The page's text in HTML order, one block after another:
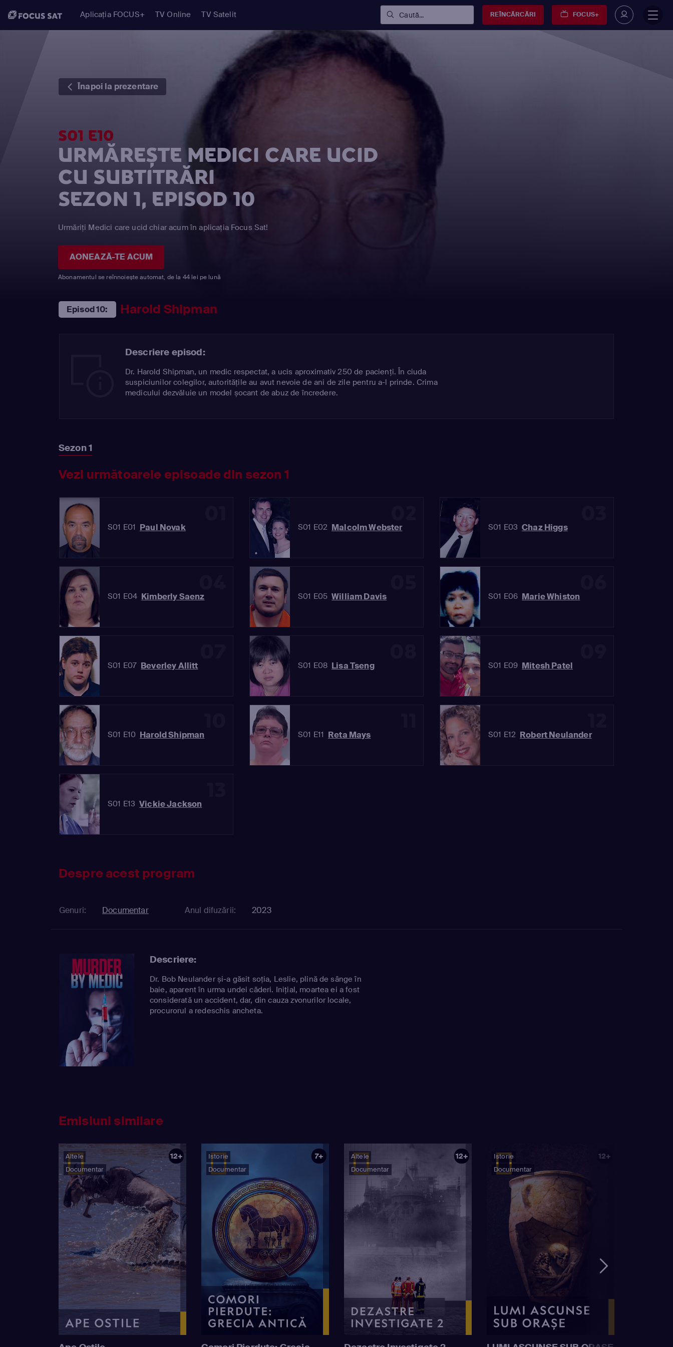
Aplicația FOCUS+ TV Online TV Satelit Caută... REÎNCĂRCĂRI FOCUS+
Înapoi la prezentare
S01 E10
URMĂREȘTE MEDICI CARE UCID
CU SUBTITRĂRI
SEZON 1, EPISOD 10
Urmăriți Medici care ucid chiar acum în aplicația Focus Sat!
AONEAZĂ-TE ACUM
Abonamentul se reînnoiește automat, de la 44 lei pe lună
Episod 10: Harold Shipman
Descriere episod:
Dr. Harold Shipman, un medic respectat, a ucis aproximativ 250 de pacienți. În ciuda
suspiciunilor colegilor, autoritățile au avut nevoie de ani de zile pentru a-l prinde. Crima
medicului dezvăluie un model șocant de abuz de încredere.
Sezon 1
Vezi următoarele episoade din sezon 1
S01 E01 Paul Novak S01 E02 Malcolm Webster S01 E03 Chaz Higgs
S01 E04 Kimberly Saenz S01 E05 William Davis S01 E06 Marie Whiston
S01 E07 Beverley Allitt S01 E08 Lisa Tseng S01 E09 Mitesh Patel
S01 E10 Harold Shipman S01 E11 Reta Mays S01 E12 Robert Neulander
S01 E13 Vickie Jackson
Despre acest program
Genuri: Documentar Anul difuzării: 2023
Descriere:
Dr. Bob Neulander și-a găsit soția, Leslie, plină de sânge în
baie, aparent în urma undei căderi. Inițial, moartea ei a fost
considerată un accident, dar, din cauza zvonurilor locale,
procurorul a redeschis ancheta.
Emisiuni similare
Altele
Documentar
12+
Istorie
Documentar
7+
Altele
Documentar
12+
Istorie
Documentar
12+